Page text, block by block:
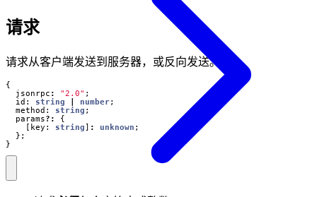
请求
请求从客户端发送到服务器，或反向发送。
{
jsonrpc : "2.0" ;
id : string number;
method : string ;
params?:
{
[ key : string] : unknown ;
};
}